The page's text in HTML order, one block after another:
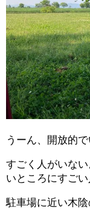
うーん、開放的で
すごく人がいな
いところにすご
駐車場に近い木